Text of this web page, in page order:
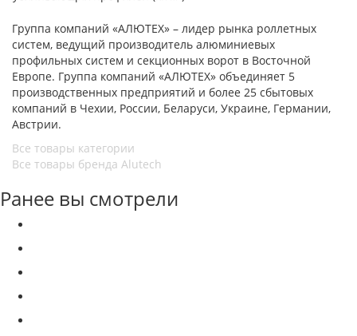
Группа компаний «АЛЮТЕХ» – лидер рынка роллетных
систем, ведущий производитель алюминиевых
профильных систем и секционных ворот в Восточной
Европе. Группа компаний «АЛЮТЕХ» объединяет 5
производственных предприятий и более 25 сбытовых
компаний в Чехии, России, Беларуси, Украине, Германии,
Австрии.
Все товары категории
Все товары бренда Alutech
Ранее вы смотрели